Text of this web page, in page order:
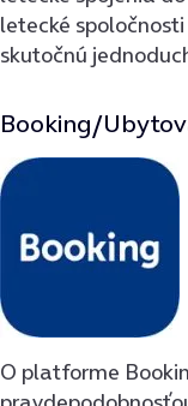
letecké
skutočnú
Booking/
O platforme